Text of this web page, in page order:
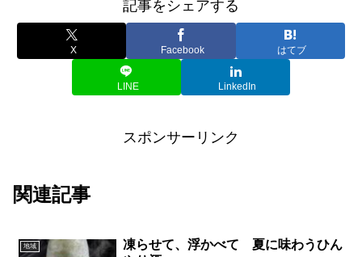
記事をシェアする
X Facebook はてブ
LINE LinkedIn
スポンサーリンク
関連記事
地域
凍らせて、浮かべて 夏に味わうひん